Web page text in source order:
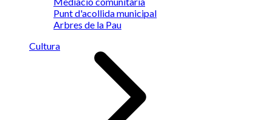
Punt d'acollida municipal
Arbres de la Pau
Cultura